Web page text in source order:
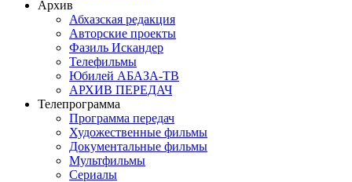
Архив
Абхазская редакция
Авторские проекты
Фазиль Искандер
Телефильмы
Юбилей АБАЗА-ТВ
АРХИВ ПЕРЕДАЧ
Телепрограмма
Программа передач
Художественные фильмы
Документальные фильмы
Мультфильмы
Сериалы